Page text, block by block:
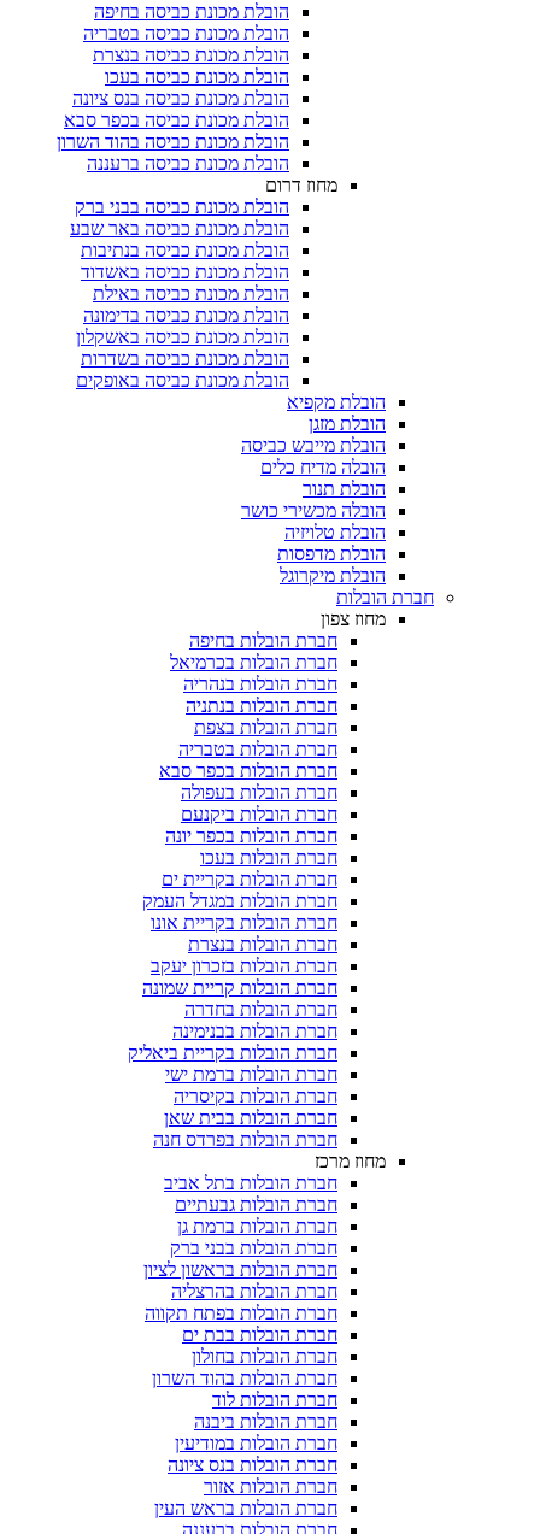
הובלת מכונת כביסה בחיפה
הובלת מכונת כביסה בטבריה
הובלת מכונת כביסה בנצרת
הובלת מכונת כביסה בעכו
הובלת מכונת כביסה בנס ציונה
הובלת מכונת כביסה בכפר סבא
הובלת מכונת כביסה בהוד השרון
הובלת מכונת כביסה ברעננה
הובלת מכונת כביסה בבני ברק
הובלת מכונת כביסה באר שבע
הובלת מכונת כביסה בנתיבות
הובלת מכונת כביסה באשדוד
הובלת מכונת כביסה באילת
הובלת מכונת כביסה בדימונה
הובלת מכונת כביסה באשקלון
הובלת מכונת כביסה בשדרות
הובלת מכונת כביסה באופקים
הובלת מקפיא​
הובלת מייבש כביסה
הובלה מדיח כלים
הובלה מכשירי כושר
הובלת טלויזיה
הובלת מדפסות
הובלת מיקרוגל
הובלות
חברת הובלות בחיפה
חברת הובלות בכרמיאל
חברת הובלות בנהריה
חברת הובלות בנתניה
חברת הובלות בצפת
חברת הובלות בטבריה
חברת הובלות בכפר סבא
חברת הובלות בעפולה
חברת הובלות ביקנעם
חברת הובלות בכפר יונה
חברת הובלות בעכו
חברת הובלות בקריית ים
חברת הובלות במגדל העמק
חברת הובלות בקריית אונו
חברת הובלות בנצרת
חברת הובלות בזכרון יעקב
חברת הובלות קריית שמונה
חברת הובלות בחדרה
חברת הובלות בבנימינה
חברת הובלות בקריית ביאליק
חברת הובלות ברמת ישי
חברת הובלות בקיסריה
חברת הובלות בבית שאן
חברת הובלות בפרדס חנה
חברת הובלות בתל אביב
חברת הובלות גבעתיים
חברת הובלות ברמת גן
חברת הובלות בבני ברק
חברת הובלות בראשון לציון
חברת הובלות בהרצליה
חברת הובלות בפתח תקווה
חברת הובלות בבת ים
חברת הובלות בחולון
חברת הובלות בהוד השרון
חברת הובלות לוד
חברת הובלות ביבנה
חברת הובלות במודיעין
חברת הובלות בנס ציונה
חברת הובלות אזור
חברת הובלות בראש העין
חברת הובלות ברעננה